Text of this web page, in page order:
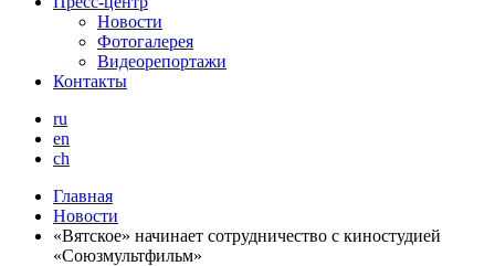
Новости
Фотогалерея
Видеорепортажи
Контакты
ru
en
ch
Главная
Новости
«Вятское» начинает сотрудничество с киностудией
«Союзмультфильм»